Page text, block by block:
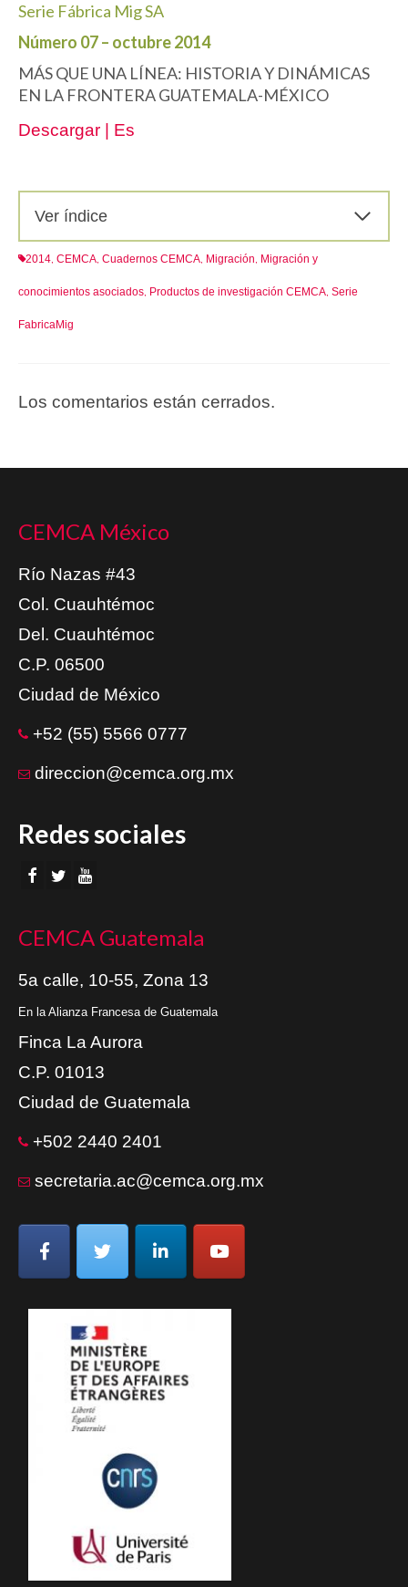
Serie Fábrica Mig SA
Número 07 – octubre 2014
MÁS QUE UNA LÍNEA: HISTORIA Y DINÁMICAS
EN LA FRONTERA GUATEMALA-MÉXICO
Descargar | Es
Ver índice
2014 CEMCA Cuadernos CEMCA Migración Migración y
conocimientos asociados Productos de investigación CEMCA Serie
FabricaMig
Los comentarios están cerrados.
CEMCA México
Río Nazas #43
Col. Cuauhtémoc
Del. Cuauhtémoc
C.P. 06500
Ciudad de México
+52 (55) 5566 0777
direccion@cemca.org.mx
Redes sociales
CEMCA Guatemala
5a calle, 10-55, Zona 13
En la Alianza Francesa de Guatemala
Finca La Aurora
C.P. 01013
Ciudad de Guatemala
+502 2440 2401
secretaria.ac@cemca.org.mx